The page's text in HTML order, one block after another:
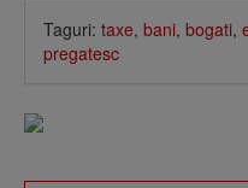
Taguri: taxe, bani, bogati,
pregatesc